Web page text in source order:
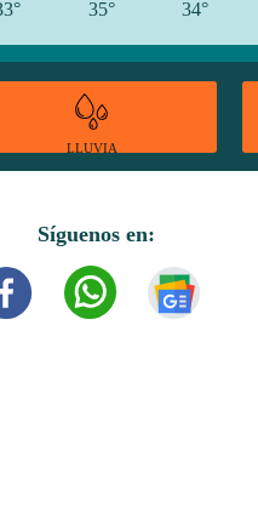
35° 34°
LLUVIA
Síguenos en: